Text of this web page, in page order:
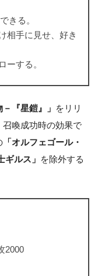
きる。
相手に見せ、好き
ーする。
－『星鎧』」 をリリ
召喚成功時の効果で
「オルフェゴール・
ギルス」 を除外する
2000